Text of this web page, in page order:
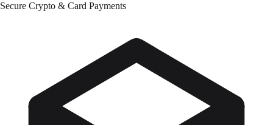
Secure Crypto & Card Payments